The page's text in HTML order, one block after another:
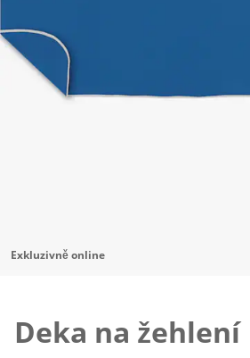
Exkluzivně online
Deka na žehlení